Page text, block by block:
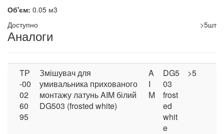
Об'єм: 0.05 м3
Доступно
>5шт
Аналоги
ТР
-00
02
60
95
Змішувач для
умивальника прихованого
монтажу латунь AIM білий
DG503 (frosted white)
A
I
M
DG5
03
frost
ed
whit
e
>5